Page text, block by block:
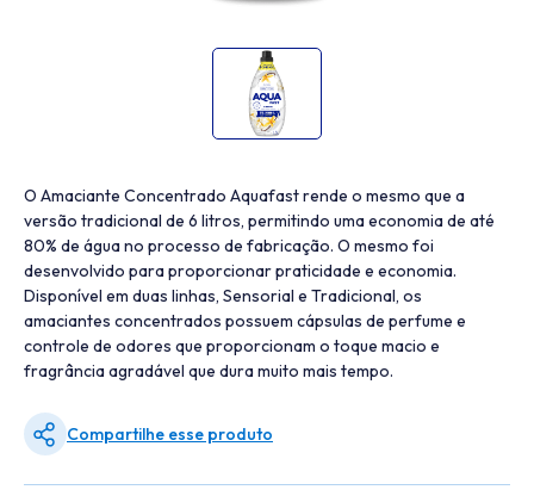
O Amaciante Concentrado Aquafast rende o mesmo que a
versão tradicional de 6 litros, permitindo uma economia de até
80% de água no processo de fabricação. O mesmo foi
desenvolvido para proporcionar praticidade e economia.
Disponível em duas linhas, Sensorial e Tradicional, os
amaciantes concentrados possuem cápsulas de perfume e
controle de odores que proporcionam o toque macio e
fragrância agradável que dura muito mais tempo.
Compartilhe esse produto